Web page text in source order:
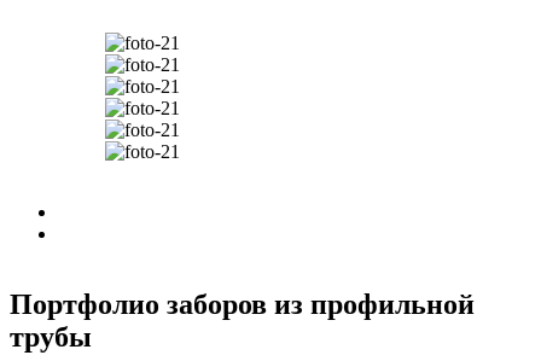
Портфолио заборов из профильной
трубы